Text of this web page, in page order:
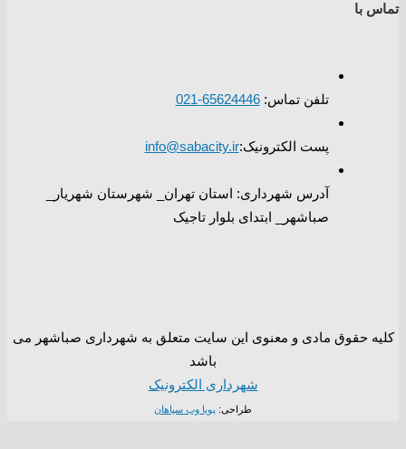
تماس با
تلفن تماس:65624446-021
پست الکترونیک:info@sabacity.ir
آدرس شهرداری: استان تهران_ شهرستان شهریار_
صباشهر_ ابتدای بلوار تاجیک
کلیه حقوق مادی و معنوی این سایت متعلق به شهرداری صباشهر می
باشد
شهرداری الکترونیک
طراحی:پویا وب سپاهان